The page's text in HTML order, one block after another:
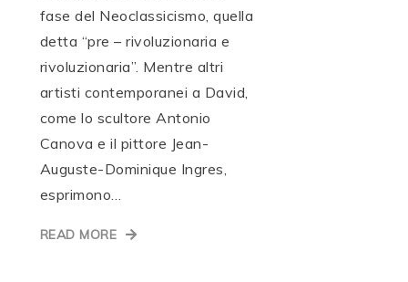
fase del Neoclassicismo, quella
detta “pre – rivoluzionaria e
rivoluzionaria”. Mentre altri
artisti contemporanei a David,
come lo scultore Antonio
Canova e il pittore Jean-
Auguste-Dominique Ingres,
esprimono…
READ MORE